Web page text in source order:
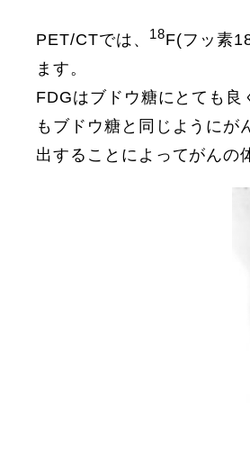
PET/CTでは、 18F(フッ素
ます。
FDGはブドウ糖にとても
もブドウ糖と同じようにが
出することによってがんの